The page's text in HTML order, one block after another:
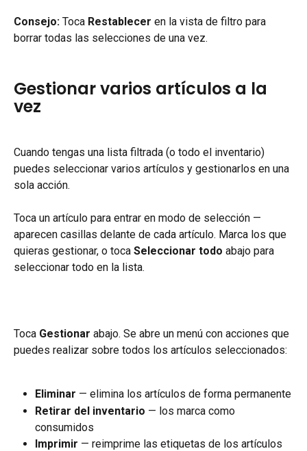
Consejo: Toca Restablecer en la vista de filtro para
borrar todas las selecciones de una vez.
Gestionar varios artículos a la
vez
Cuando tengas una lista filtrada (o todo el inventario)
puedes seleccionar varios artículos y gestionarlos en una
sola acción.
Toca un artículo para entrar en modo de selección —
aparecen casillas delante de cada artículo. Marca los que
quieras gestionar, o toca Seleccionar todo abajo para
seleccionar todo en la lista.
Toca Gestionar abajo. Se abre un menú con acciones que
puedes realizar sobre todos los artículos seleccionados:
Eliminar — elimina los artículos de forma permanente
Retirar del inventario — los marca como
consumidos
Imprimir — reimprime las etiquetas de los artículos